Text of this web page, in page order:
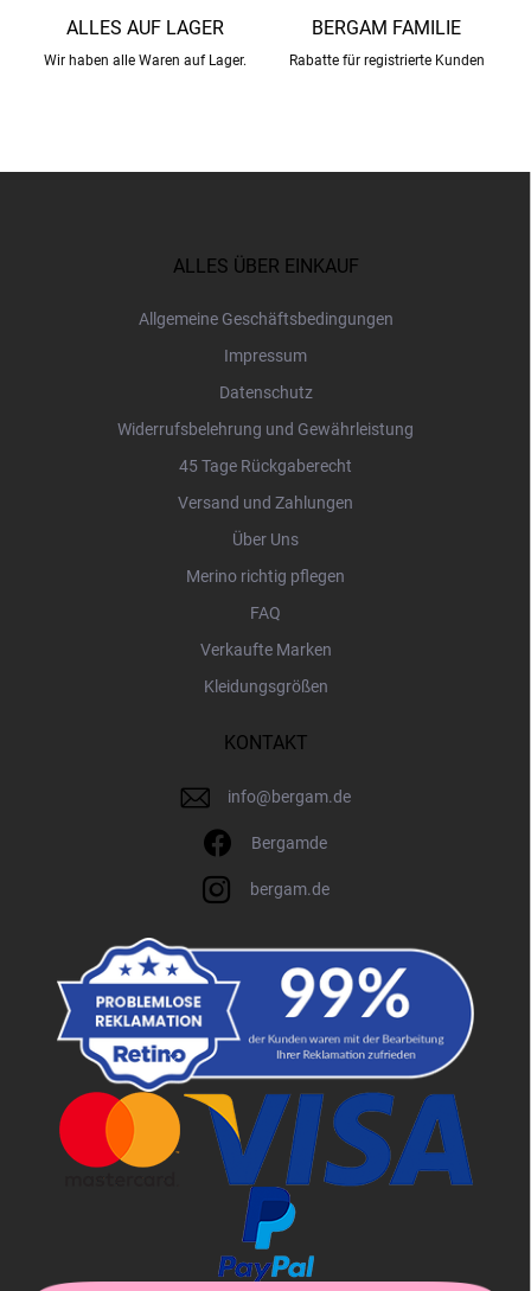
ALLES AUF LAGER
Wir haben alle Waren auf Lager.
BERGAM FAMILIE
Rabatte für registrierte Kunden
ALLES ÜBER EINKAUF
Allgemeine Geschäftsbedingungen
Impressum
Datenschutz
Widerrufsbelehrung und Gewährleistung
45 Tage Rückgaberecht
Versand und Zahlungen
Über Uns
Merino richtig pflegen
FAQ
Verkaufte Marken
Kleidungsgrößen
KONTAKT
info@bergam.de
Bergamde
bergam.de